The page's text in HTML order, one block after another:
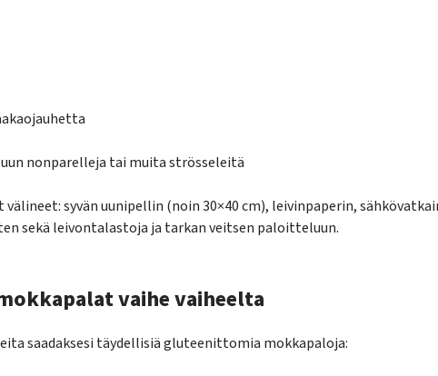
nonparelleja tai muita strösseleitä
välineet: syvän uunipellin (noin 30×40 cm), leivinpaperin,
sekä leivontalastoja ja tarkan veitsen paloitteluun.
vaihe vaiheelta
saadaksesi täydellisiä gluteenittomia mokkapaloja: